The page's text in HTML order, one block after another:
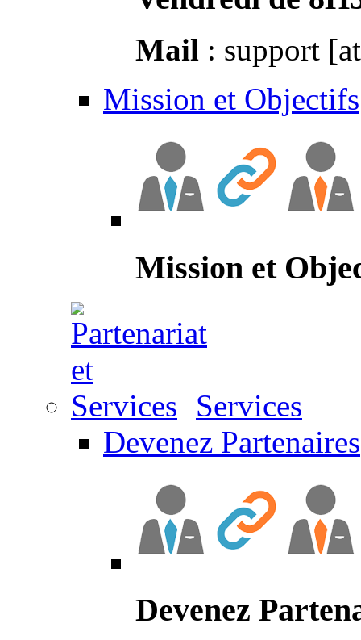
Mail : support
Mission et Objectifs
Mission et
Services
Devenez Partenaires
Devenez